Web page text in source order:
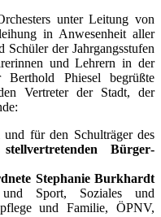
unter Leitung von
in Anwesenheit aller
Schüler der Jahrgangsstufen
und Lehrern in der
Berthold Phiesel begrüßte
Vertreter der Stadt, der
für den Schulträger des
stellvertretenden
Bürger­
Stephanie Burkhardt
Sport, Soziales und
und Familie, ÖPNV,